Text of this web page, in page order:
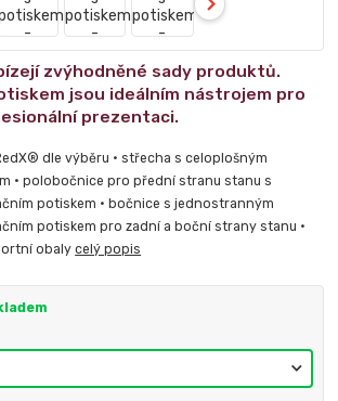
zvýhodněné sady produktů.
jsou ideálním nástrojem pro
prezentaci.
dle výběru • střecha s celoplošným
• polobočnice pro přední stranu stanu s
potiskem • bočnice s jednostranným
potiskem pro zadní a boční strany stanu •
obalycelý popis